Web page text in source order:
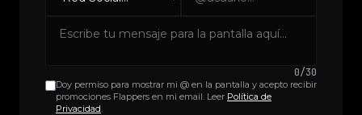
0/30
Doy permiso para mostrar mi @ en la pantalla y acepto recibir
promociones Flappers en mi email. Leer Política de
Privacidad